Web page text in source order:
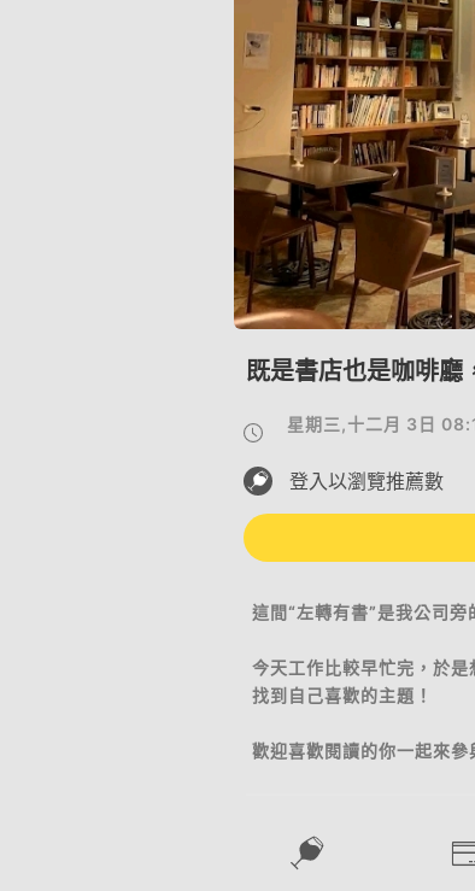
既是書店也是咖啡廳
星期三,十二月 3日
登入以瀏覽推薦數
這間“左轉有書”是我公司
今天工作比較早忙完，於
找到自己喜歡的主題！
歡迎喜歡閱讀的你一起來參